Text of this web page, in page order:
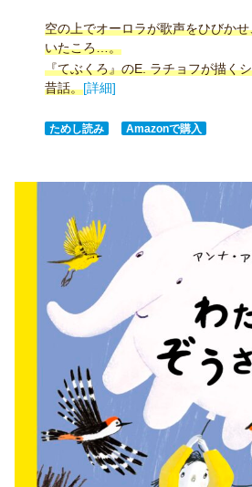
空の上でオーロラが歌声をひびか
いたころ…。
『てぶくろ』のE. ラチョフが描く
昔話。[詳細]
ためし読み Amazonで購入